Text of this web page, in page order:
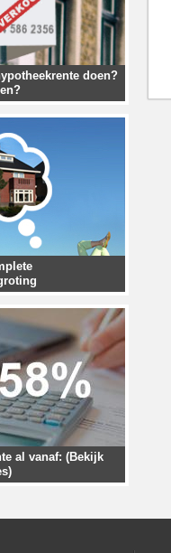
doen?
al vanaf: (Bekijk